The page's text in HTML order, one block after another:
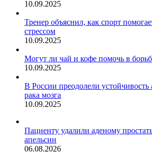
10.09.2025
Тренер объяснил, как спорт
стрессом
10.09.2025
Могут ли чай и кофе помочь в
10.09.2025
В России преодолели
рака мозга
10.09.2025
Пациенту удалили аденому
апельсин
06.08.2026